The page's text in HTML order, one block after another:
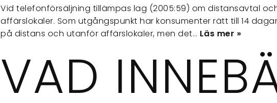
Vid telefonförsäljning tillämpas lag (2005:59) om distansavtal
affärslokaler. Som utgångspunkt har konsumenter rätt till 14
på distans och utanför affärslokaler, men det… Läs mer »
VAD